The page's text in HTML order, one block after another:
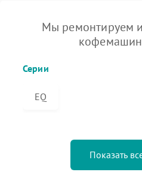
Мы ремонтируем
Серии
EQ
Показать